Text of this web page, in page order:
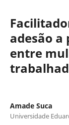
adesão
entre
Amade Suca
Universidade